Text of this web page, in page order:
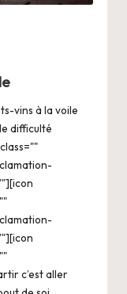
vins à la voile
difficulté
c’est aller